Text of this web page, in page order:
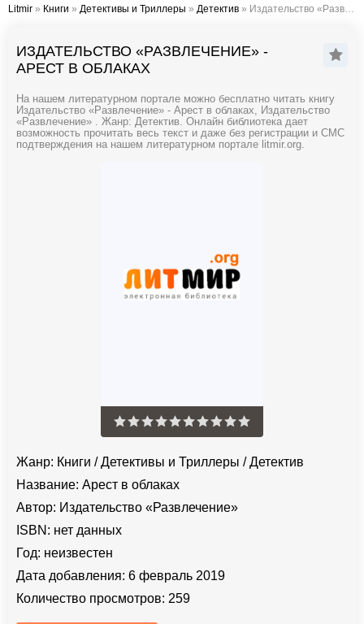
Litmir » Книги » Детективы и Триллеры » Детектив » Издательство «Развлечение» - Арест в облаках
ИЗДАТЕЛЬСТВО «РАЗВЛЕЧЕНИЕ» -
АРЕСТ В ОБЛАКАХ
На нашем литературном портале можно бесплатно читать книгу
Издательство «Развлечение» - Арест в облаках, Издательство
«Развлечение» . Жанр: Детектив. Онлайн библиотека дает
возможность прочитать весь текст и даже без регистрации и СМС
подтверждения на нашем литературном портале litmir.org.
Жанр: Книги /Детективы и Триллеры /Детектив
Название: Арест в облаках
Автор: Издательство «Развлечение»
ISBN: нет данных
Год: неизвестен
Дата добавления: 6 февраль 2019
Количество просмотров: 259